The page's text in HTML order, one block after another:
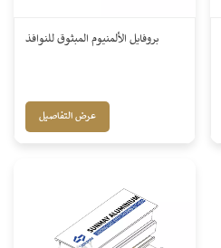
بروفايل الألمنيوم المبثوق للنوافذ
عرض التفاصيل